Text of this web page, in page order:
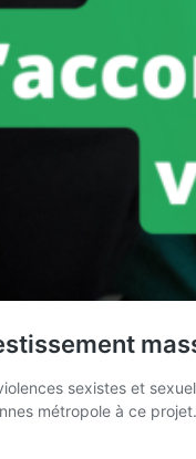
sexistes et
métropole à ce